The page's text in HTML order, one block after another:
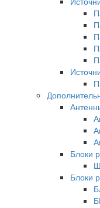
Блоки
Блоки